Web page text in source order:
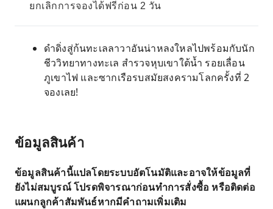
ยกเลิกการจองได้ฟรีก่อน 2 วัน
ดำดิ่งสู่ก้นทะเลลาวาอันน่าหลงใหลไปพร้อมกับนัก
ชีววิทยาทางทะเล สำรวจหุบเขาใต้น้ำ รอยเลื่อน
ภูเขาไฟ และซากเรือรบสมัยสงครามโลกครั้งที่ 2
จองเลย!
ข้อมูลสินค้า
ข้อมูลสินค้านี้แปลโดยระบบอัตโนมัติและอาจให้ข้อมูลที่
ยังไม่สมบูรณ์ โปรดพิจารณาก่อนทำการสั่งซื้อ หรือติดต่อ
แผนกลูกค้าสัมพันธ์หากมีคำถามเพิ่มเติม